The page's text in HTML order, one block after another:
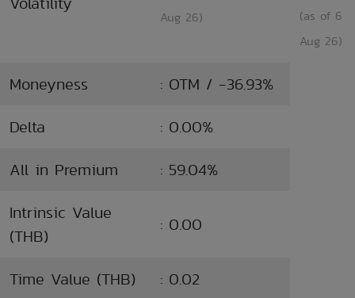
Aug 26)
(as of 6
Aug 26)
Moneyness
: OTM / -36.93%
Delta
: 0.00%
All in Premium
: 59.04%
Intrinsic Value
(THB)
: 0.00
Time Value (THB) : 0.02